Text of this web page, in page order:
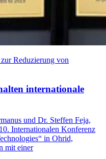
Reduzierung von
internationale
und Dr. Steffen Feja,
Internationalen Konferenz
in Ohrid,
mit einer